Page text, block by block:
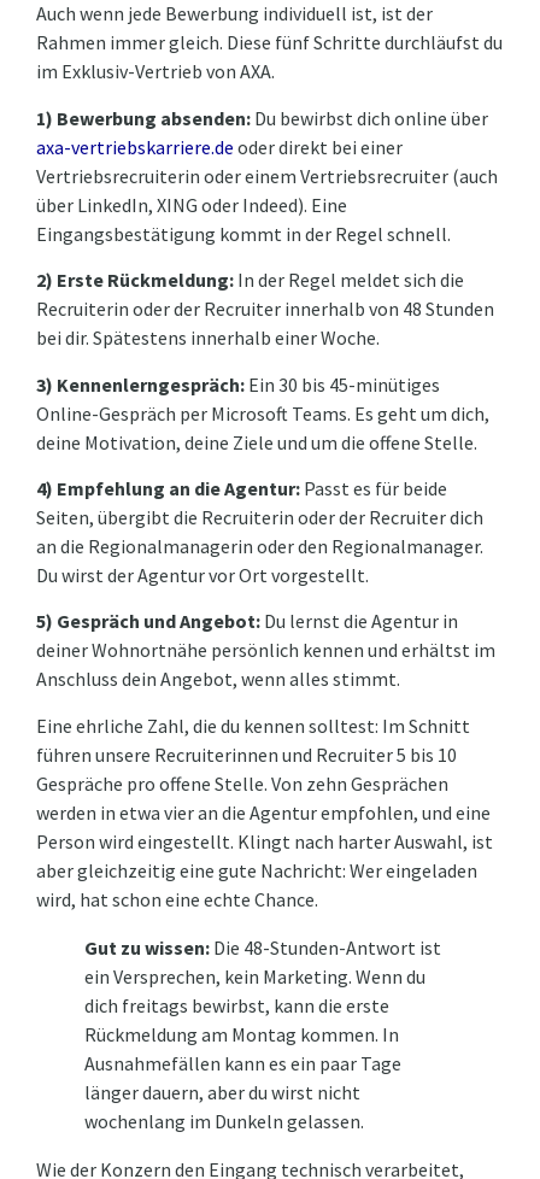
Auch wenn jede Bewerbung individuell ist, ist der
Rahmen immer gleich. Diese fünf Schritte durchläufst du
im Exklusiv-Vertrieb von AXA.
1) Bewerbung absenden: Du bewirbst dich online über
axa-vertriebskarriere.de oder direkt bei einer
Vertriebsrecruiterin oder einem Vertriebsrecruiter (auch
über LinkedIn, XING oder Indeed). Eine
Eingangsbestätigung kommt in der Regel schnell.
2) Erste Rückmeldung: In der Regel meldet sich die
Recruiterin oder der Recruiter innerhalb von 48 Stunden
bei dir. Spätestens innerhalb einer Woche.
3) Kennenlerngespräch: Ein 30 bis 45-minütiges
Online-Gespräch per Microsoft Teams. Es geht um dich,
deine Motivation, deine Ziele und um die offene Stelle.
4) Empfehlung an die Agentur: Passt es für beide
Seiten, übergibt die Recruiterin oder der Recruiter dich
an die Regionalmanagerin oder den Regionalmanager.
Du wirst der Agentur vor Ort vorgestellt.
5) Gespräch und Angebot: Du lernst die Agentur in
deiner Wohnortnähe persönlich kennen und erhältst im
Anschluss dein Angebot, wenn alles stimmt.
Eine ehrliche Zahl, die du kennen solltest: Im Schnitt
führen unsere Recruiterinnen und Recruiter 5 bis 10
Gespräche pro offene Stelle. Von zehn Gesprächen
werden in etwa vier an die Agentur empfohlen, und eine
Person wird eingestellt. Klingt nach harter Auswahl, ist
aber gleichzeitig eine gute Nachricht: Wer eingeladen
wird, hat schon eine echte Chance.
Gut zu wissen: Die 48-Stunden-Antwort ist
ein Versprechen, kein Marketing. Wenn du
dich freitags bewirbst, kann die erste
Rückmeldung am Montag kommen. In
Ausnahmefällen kann es ein paar Tage
länger dauern, aber du wirst nicht
wochenlang im Dunkeln gelassen.
Wie der Konzern den Eingang technisch verarbeitet,